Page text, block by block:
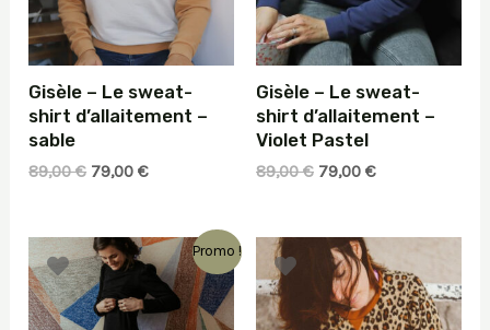
Gisèle – Le sweat-
shirt d’allaitement –
sable
89,00€ Le
était :
89,00 €.
79,00€Le
est :
79,00 €.
Gisèle – Le sweat-
shirt d’allaitement –
Violet Pastel
89,00€ Le
était :
89,00 €.
79,00 €Le
est :
79,00 €.
Promo !